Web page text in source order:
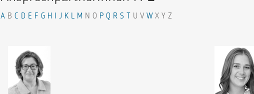
A B C D E F G H I J K L M N O P Q R S T U V WX Y Z